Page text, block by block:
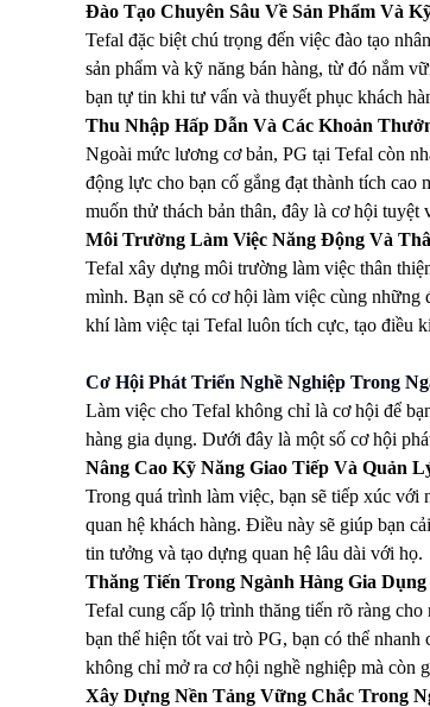
Đào Tạo Chuyên Sâu Về Sản Phẩm Và
Tefal đặc biệt chú trọng đến việc đào tạo
sản phẩm và kỹ năng bán hàng, từ đó nắm
bạn tự tin khi tư vấn và thuyết phục khách
Thu Nhập Hấp Dẫn Và Các Khoản
Ngoài mức lương cơ bản, PG tại Tefal còn
động lực cho bạn cố gắng đạt thành tích cao
muốn thử thách bản thân, đây là cơ hội
Môi Trường Làm Việc Năng Động Và
Tefal xây dựng môi trường làm việc thân
mình. Bạn sẽ có cơ hội làm việc cùng
khí làm việc tại Tefal luôn tích cực, tạo điều
Cơ Hội Phát Triển Nghề Nghiệp Trong
Làm việc cho Tefal không chỉ là cơ hội để
hàng gia dụng. Dưới đây là một số cơ hội
Nâng Cao Kỹ Năng Giao Tiếp Và Quản
Trong quá trình làm việc, bạn sẽ tiếp xúc với
quan hệ khách hàng. Điều này sẽ giúp bạn
tin tưởng và tạo dựng quan hệ lâu dài với họ.
Thăng Tiến Trong Ngành Hàng Gia Dụng
Tefal cung cấp lộ trình thăng tiến rõ ràng
bạn thể hiện tốt vai trò PG, bạn có thể
không chỉ mở ra cơ hội nghề nghiệp mà còn
Xây Dựng Nền Tảng Vững Chắc Trong